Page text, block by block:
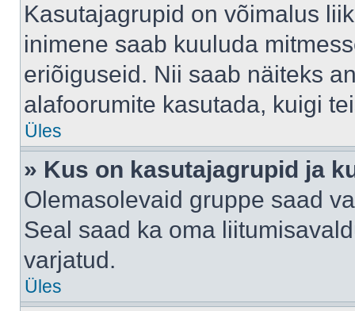
Kasutajagrupid on võimalus
inimene saab kuuluda
eriõiguseid. Nii saab näiteks
alafoorumite kasutada, kuigi
Üles
» Kus on kasutajagrupid ja
Olemasolevaid gruppe saad
Seal saad ka oma
varjatud.
Üles